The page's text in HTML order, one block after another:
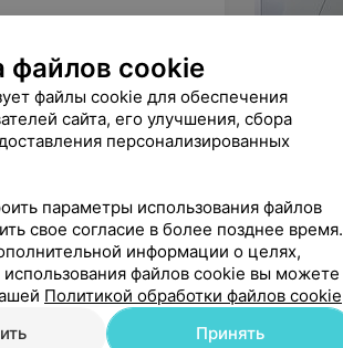
о работе специалиста
Ваше дове...
тщательно
исс...
о работе специалиста
довери...
файлов cookie
файлы cookie для обеспечения
сайта, его улучшения, сбора
персонализированных
параметры использования файлов
свое согласие в более позднее время.
информации о целях,
использования файлов cookie вы можете
Политикой обработки файлов cookie
Принять